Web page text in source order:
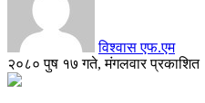
विश्वास एफ.एम
२०८० पुष १७ गते, मंगलवार प्रकाशित